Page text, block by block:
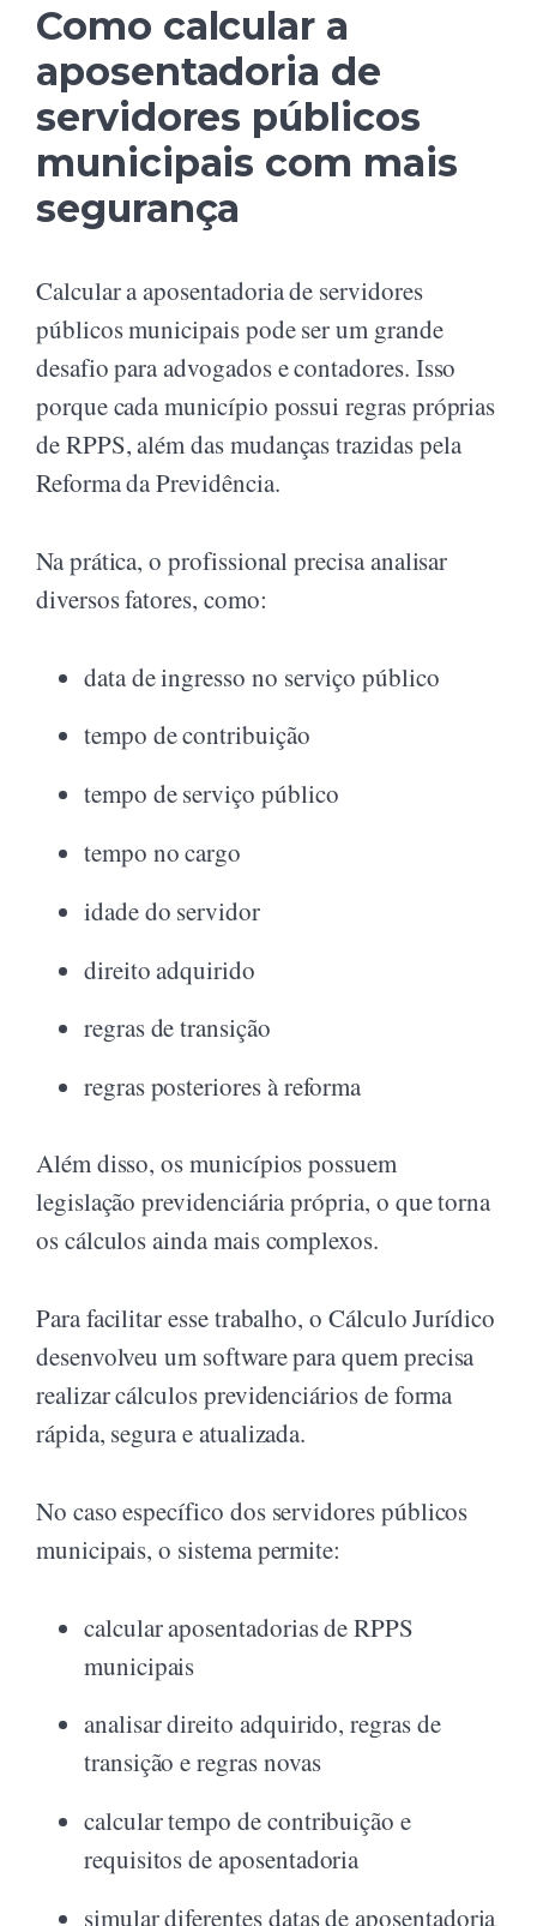
Como calcular a
aposentadoria de
servidores públicos
municipais com mais
segurança
Calcular a aposentadoria de servidores
públicos municipais pode ser um grande
desafio para advogados e contadores. Isso
porque cada município possui regras próprias
de RPPS, além das mudanças trazidas pela
Reforma da Previdência.
Na prática, o profissional precisa analisar
diversos fatores, como:
data de ingresso no serviço público
tempo de contribuição
tempo de serviço público
tempo no cargo
idade do servidor
direito adquirido
regras de transição
regras posteriores à reforma
Além disso, os municípios possuem
legislação previdenciária própria, o que torna
os cálculos ainda mais complexos.
Para facilitar esse trabalho, o Cálculo Jurídico
desenvolveu um software para quem precisa
realizar cálculos previdenciários de forma
rápida, segura e atualizada.
No caso específico dos servidores públicos
municipais, o sistema permite:
calcular aposentadorias de RPPS
municipais
analisar direito adquirido, regras de
transição e regras novas
calcular tempo de contribuição e
requisitos de aposentadoria
simular diferentes datas de aposentadoria